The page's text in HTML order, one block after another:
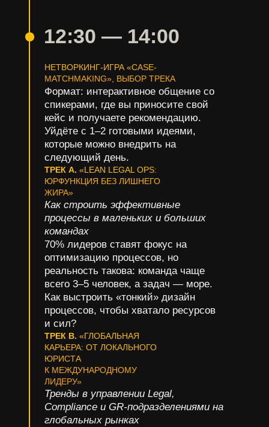
12:30 — 14:00
НЕТВОРКИНГ-ИГРА «CASE-
MATCHMAKING», ВЫБОР ТРЕКА
Формат: интерактивное общение со
спикерами, где вы приносите свой
кейс и получаете рекомендацию.
Уйдёте с 1–2 готовыми идеями,
которые можно внедрить на
следующий день.
ТРЕК А. «LEAN LEGAL OPS:
ЮРФУНКЦИЯ БЕЗ ЛИШНЕГО
ЖИРА»
Как строить эффективные
процессы в маленьких и больших
командах
70% лидеров ставят фокус на
оптимизацию процессов, но
реальность такова: команда чаще
всего 3–5 человек, а задач — море.
Как выстроить «тонкий» дизайн
процессов, чтобы хватало ресурсов
и сил?
ТРЕК В. «ГЛОБАЛЬНАЯ
КАРЬЕРА: ОТ ЛОКАЛЬНОГО
ЮРИСТА
К МЕЖДУНАРОДНОМУ
ЛИДЕРУ»
Тренды в управлении Legal,
Compliance и GR-подразделениями на
глобальных рынках